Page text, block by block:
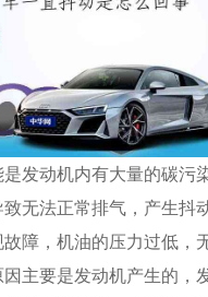
发动机内有大量的碳污
无法正常排气，产生抖
障，机油的压力过低，
主要是发动机产生的，